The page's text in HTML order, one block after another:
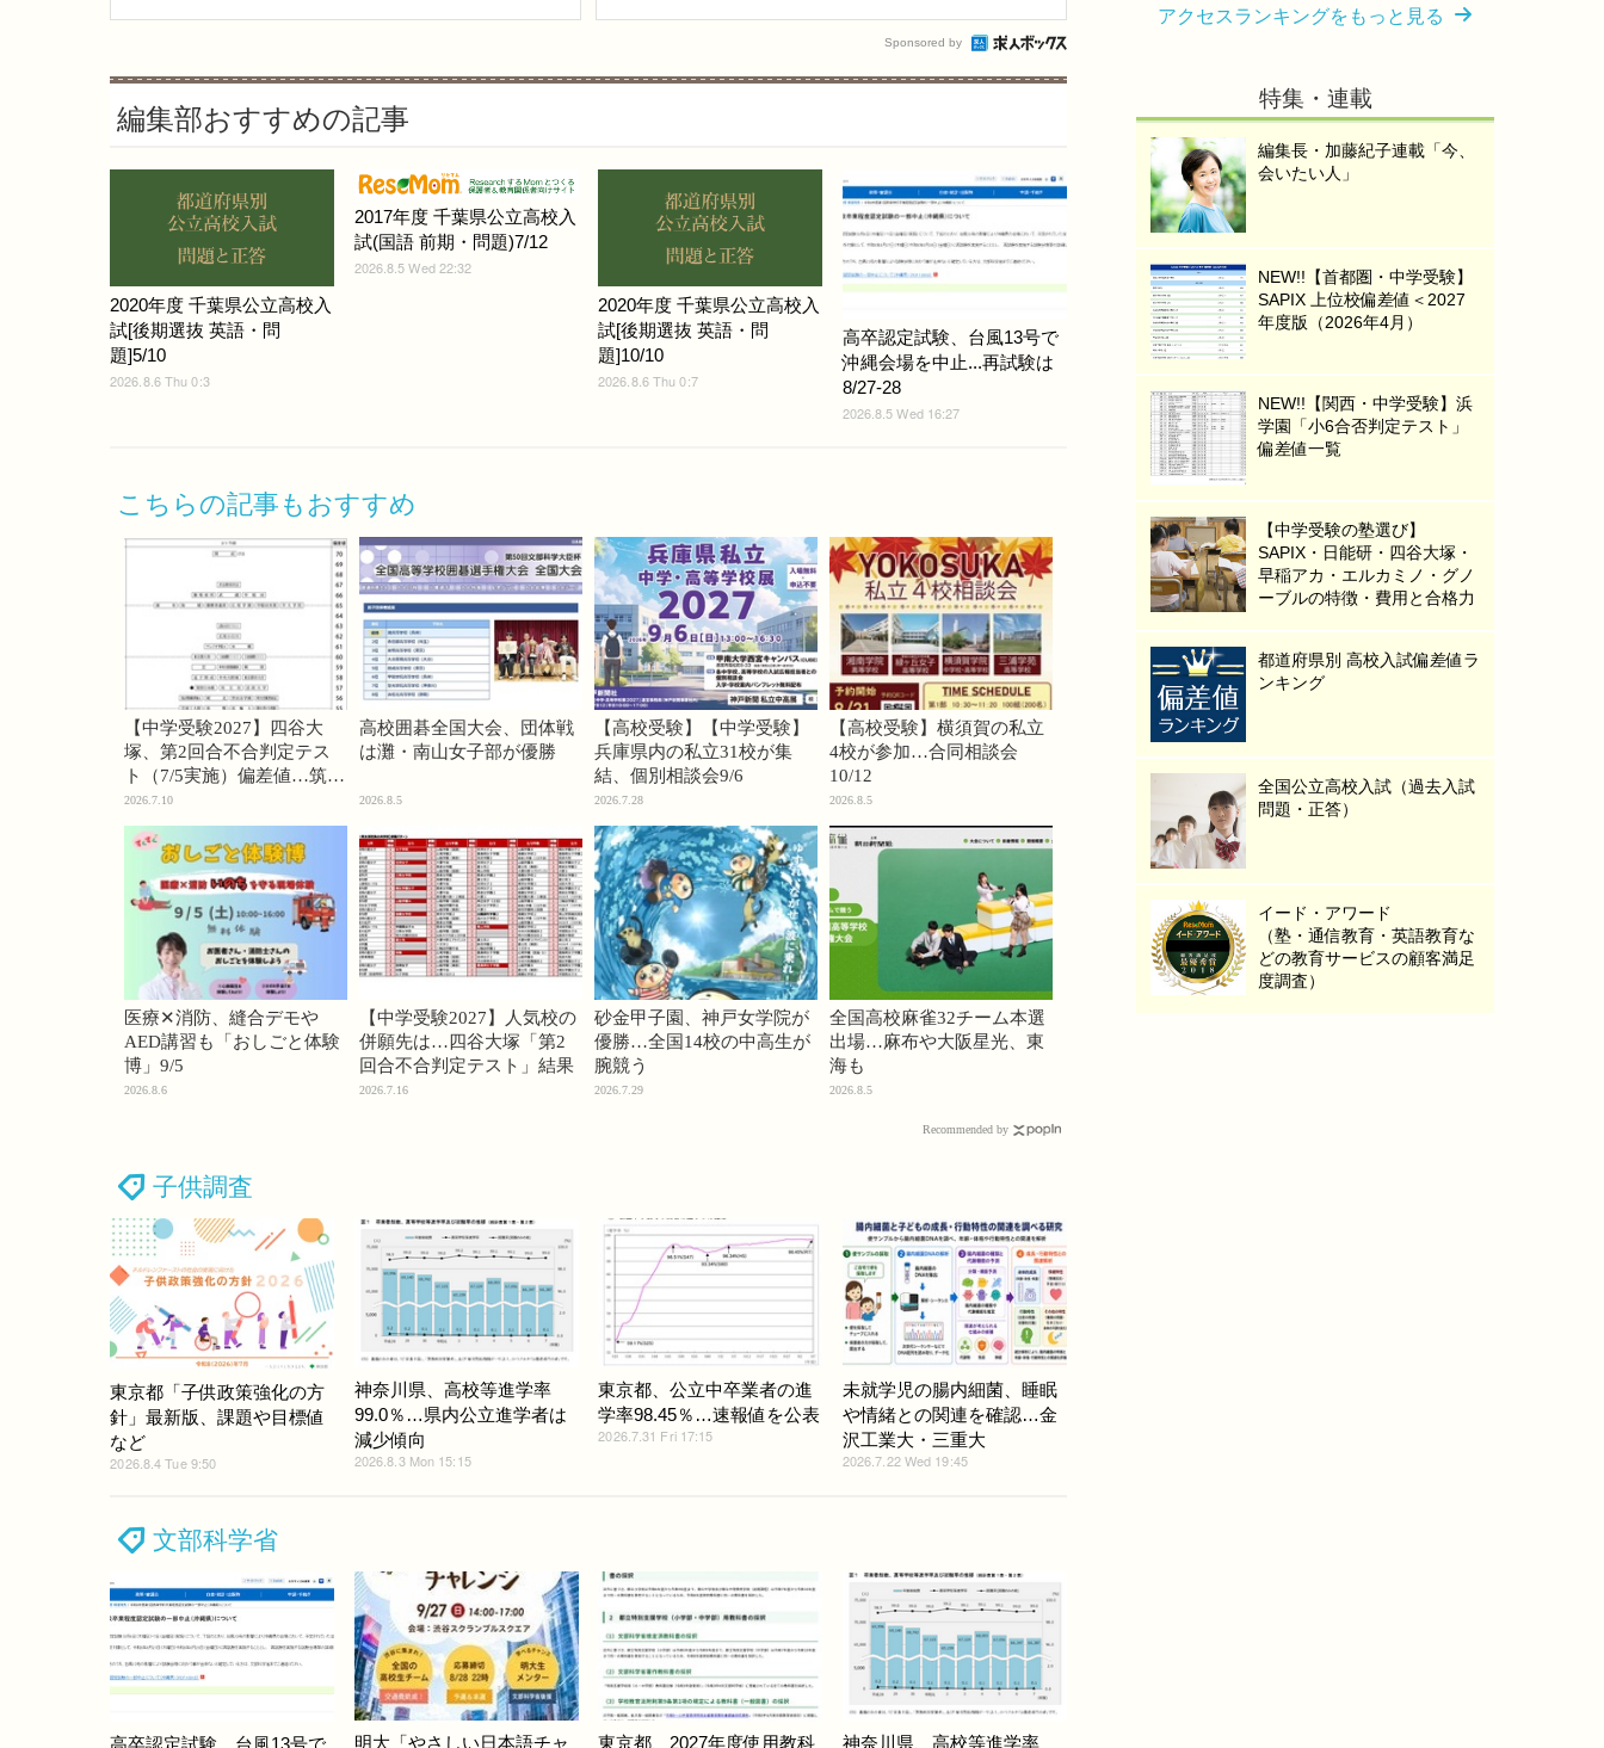
Sponsored by
編集部おすすめの記事
2020年度 千葉県公立高校入
試[後期選抜 英語・問
題]5/10
2026.8.6 Thu 0:3
2017年度 千葉県公立高校入
試(国語 前期・問題)7/12
2026.8.5 Wed 22:32
2020年度 千葉県公立高校入
試[後期選抜 英語・問
題]10/10
2026.8.6 Thu 0:7
高卒認定試験、台風13号で
沖縄会場を中止...再試験は
8/27-28
2026.8.5 Wed 16:27
こちらの記事もおすすめ
【中学受験2027】四谷大
塚、第2回合不合判定テス
ト（7/5実施）偏差値…筑駒
74・桜蔭70＜PR＞
2026.7.10
高校囲碁全国大会、団体戦
は灘・南山女子部が優勝
2026.8.5
【高校受験】【中学受験】
兵庫県内の私立31校が集
結、個別相談会9/6
2026.7.28
【高校受験】横須賀の私立
4校が参加…合同相談会
10/12
2026.8.5
医療✕消防、縫合デモや
AED講習も「おしごと体験
博」9/5
2026.8.6
【中学受験2027】人気校の
併願先は…四谷大塚「第2
回合不合判定テスト」結果
2026.7.16
砂金甲子園、神戸女学院が
優勝…全国14校の中高生が
腕競う
2026.7.29
全国高校麻雀32チーム本選
出場…麻布や大阪星光、東
海も
2026.8.5
Recommended by
子供調査
東京都「子供政策強化の方
針」最新版、課題や目標値
など
2026.8.4 Tue 9:50
神奈川県、高校等進学率
99.0％…県内公立進学者は
減少傾向
2026.8.3 Mon 15:15
東京都、公立中卒業者の進
学率98.45％…速報値を公表
2026.7.31 Fri 17:15
未就学児の腸内細菌、睡眠
や情緒との関連を確認…金
沢工業大・三重大
2026.7.22 Wed 19:45
文部科学省
明大「やさしい日本語チャ 東京都、2027年度使用教科 神奈川県、高校等進学率
アクセスランキングをもっと見る
特集・連載
編集長・加藤紀子連載「今、
会いたい人」
NEW!!【首都圏・中学受験】
SAPIX 上位校偏差値＜2027
年度版（2026年4月）
NEW!!【関西・中学受験】浜
学園「小6合否判定テスト」
偏差値一覧
【中学受験の塾選び】
SAPIX・日能研・四谷大塚・
早稲アカ・エルカミノ・グノ
ーブルの特徴・費用と合格力
都道府県別 高校入試偏差値ラ
ンキング
全国公立高校入試（過去入試
問題・正答）
イード・アワード
（塾・通信教育・英語教育な
どの教育サービスの顧客満足
度調査）